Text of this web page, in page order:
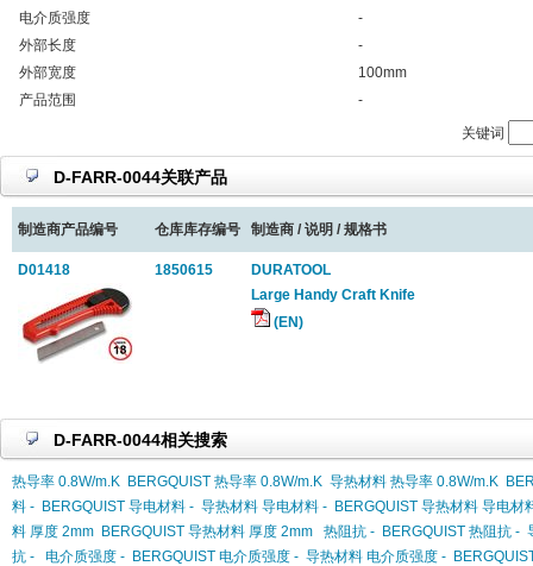
电介质强度
-
外部长度
-
外部宽度
100mm
产品范围
-
关键词
D-FARR-0044关联产品
制造商产品编号 仓库库存编号 制造商 / 说明 / 规格书
D01418 1850615
DURATOOL
Large Handy Craft Knife
(EN)
D-FARR-0044相关搜索
热导率 0.8W/m.K BERGQUIST 热导率 0.8W/m.K 导热材料 热导率 0.8W/m.K
料 - BERGQUIST 导电材料 - 导热材料 导电材料 - BERGQUIST 导热材料 导电材
料 厚度 2mm BERGQUIST 导热材料 厚度 2mm 热阻抗 - BERGQUIST 热阻抗 -
抗 -
电介质强度 - BERGQUIST 电介质强度 - 导热材料 电介质强度 -